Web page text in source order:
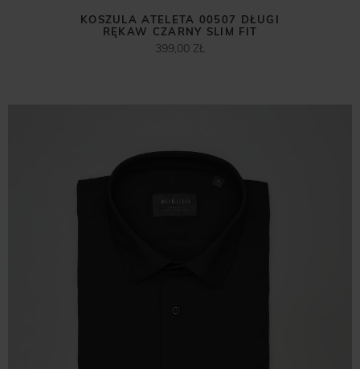
KOSZULA ATELETA 00507 DŁUGI
RĘKAW CZARNY SLIM FIT
399,00 ZŁ